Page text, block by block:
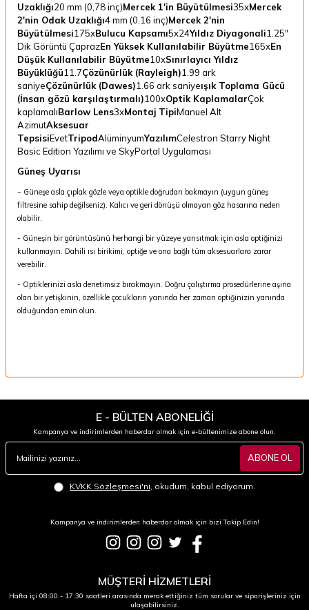
Uzaklığı20 mm (0,78 inç)Mercek 1'in Büyütülmesi35xMercek
2'nin Odak Uzaklığı4 mm (0,16 inç)Mercek 2'nin
Büyütülmesi175xBulucu Kapsamı5x24Yıldız Diyagonali1.25"
Dik Görüntü ÇaprazEn Yüksek Kullanılabilir Büyütme165xEn
Düşük Kullanılabilir Büyütme10xSınırlayıcı Yıldız
Büyüklüğü11.7Çözünürlük (Rayleigh)1.99 ark
saniyeÇözünürlük (Dawes)1.66 ark saniyeışık Toplama Gücü
(İnsan gözü karşılaştırmalı)100xOptik KaplamalarÇok
kaplamalıBarlow Lens3xMontaj TipiManuel Alt
AzimutAksesuar
TepsisiEvetTripodAlüminyumYazılımCelestron Starry Night
Basic Edition Yazılımı ve SkyPortal Uygulaması
Güneş Uyarısı
- Güneşe asla çıplak gözle veya optikle doğrudan bakmayın (uygun güneş
filtresine sahip değilseniz). Kalıcı ve geri dönüşü olmayan göz hasarına neden
olabilir.
- Güneşin bir görüntüsünü herhangi bir yüzeye yansıtmak için asla optiğinizi
kullanmayın. Dahili ısı birikimi, optiğe ve ona bağlı tüm aksesuarlara zarar
verebilir.
- Optiklerinizi asla denetimsiz bırakmayın. Doğru çalıştırma prosedürlerine aşina
olan bir yetişkinin, özellikle çocukların yanında her zaman optiğinizin yanında
olduğundan emin olun.
E - BÜLTEN ABONELİĞİ
Kampanya ve indirimlerden haberdar olmak için e-bültenimize abone olun.
ABONE OL
KVKK Sözleşmesi'ni , okudum, kabul ediyorum.
Kampanya ve indirimlerden haberdar olmak için bizi Takip Edin!
MÜŞTERİ HİZMETLERİ
Hafta içi 08:00 - 17:30 saatleri arasında merak ettiğiniz tüm sorular ve siparişleriniz için
ulaşabilirsiniz.